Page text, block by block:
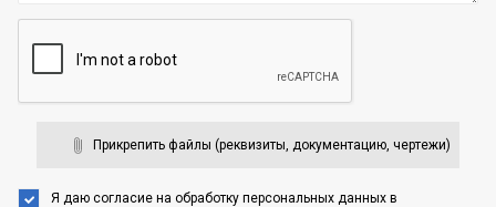
Прикрепить файлы (реквизиты, документацию, чертежи)
Я даю согласие на обработку персональных данных в